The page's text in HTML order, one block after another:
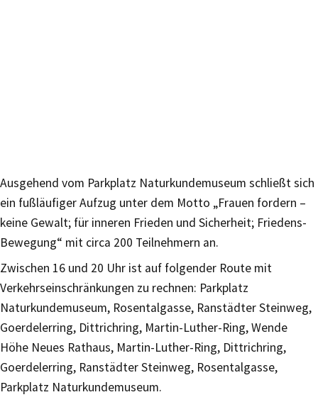
Ausgehend vom Parkplatz Naturkundemuseum schließt sich
ein fußläufiger Aufzug unter dem Motto „Frauen fordern –
keine Gewalt; für inneren Frieden und Sicherheit; Friedens-
Bewegung“ mit circa 200 Teilnehmern an.
Zwischen 16 und 20 Uhr ist auf folgender Route mit
Verkehrseinschränkungen zu rechnen: Parkplatz
Naturkundemuseum, Rosentalgasse, Ranstädter Steinweg,
Goerdelerring, Dittrichring, Martin-Luther-Ring, Wende
Höhe Neues Rathaus, Martin-Luther-Ring, Dittrichring,
Goerdelerring, Ranstädter Steinweg, Rosentalgasse,
Parkplatz Naturkundemuseum.